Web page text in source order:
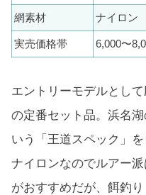
網素材 ナイロン
実売価格帯 6,000〜
エントリーモデルとし
の定番セット品。浜名
いう「王道スペック」
ナイロンなのでルアー
がおすすめだが、餌釣